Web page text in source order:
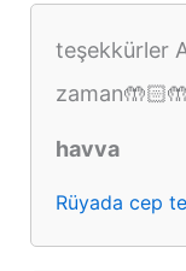
teşekkürler
havva
Rüyada cep